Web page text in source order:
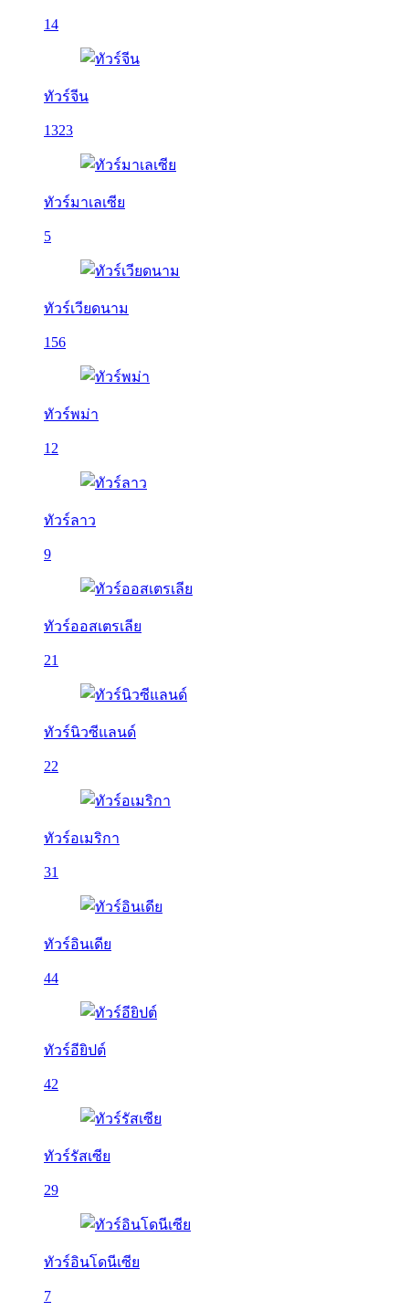
14
ทัวร์จีน
1323
ทัวร์มาเลเซีย
5
ทัวร์เวียดนาม
156
ทัวร์พม่า
12
ทัวร์ลาว
9
ทัวร์ออสเตรเลีย
21
ทัวร์นิวซีแลนด์
22
ทัวร์อเมริกา
31
ทัวร์อินเดีย
44
ทัวร์อียิปต์
42
ทัวร์รัสเซีย
29
ทัวร์อินโดนีเซีย
7